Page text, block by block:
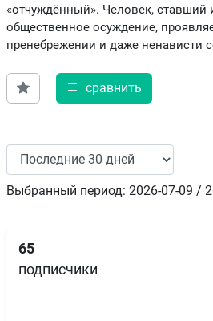
«отчуждённый». Человек, ставший
общественное осуждение,
пренебрежении и даже ненависти
сравнить
Выбранный период: 2026-07-09 /
65
подписчики